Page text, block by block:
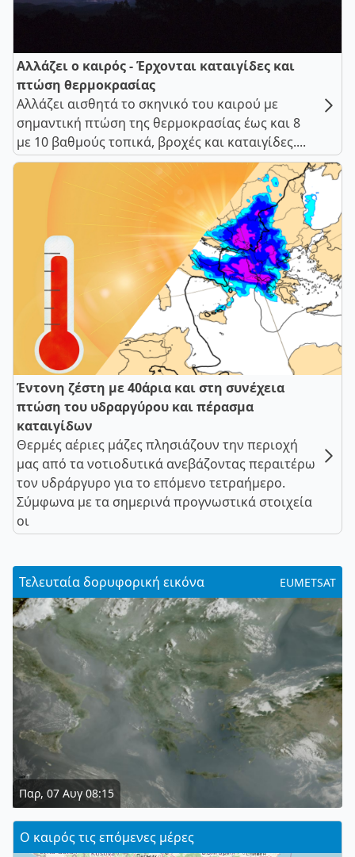
Αλλάζει ο καιρός - Έρχονται καταιγίδες και
πτώση θερμοκρασίας
Αλλάζει αισθητά το σκηνικό του καιρού με
σημαντική πτώση της θερμοκρασίας έως και 8
με 10 βαθμούς τοπικά, βροχές και καταιγίδες....
Έντονη ζέστη με 40άρια και στη συνέχεια
πτώση του υδραργύρου και πέρασμα
καταιγίδων
Θερμές αέριες μάζες πλησιάζουν την περιοχή
μας από τα νοτιοδυτικά ανεβάζοντας περαιτέρω
τον υδράργυρο για το επόμενο τετραήμερο.
Σύμφωνα με τα σημερινά προγνωστικά στοιχεία
οι
Τελευταία δορυφορική εικόνα EUMETSAT
Παρ, 07 Αυγ 08:15
Ο καιρός τις επόμενες μέρες